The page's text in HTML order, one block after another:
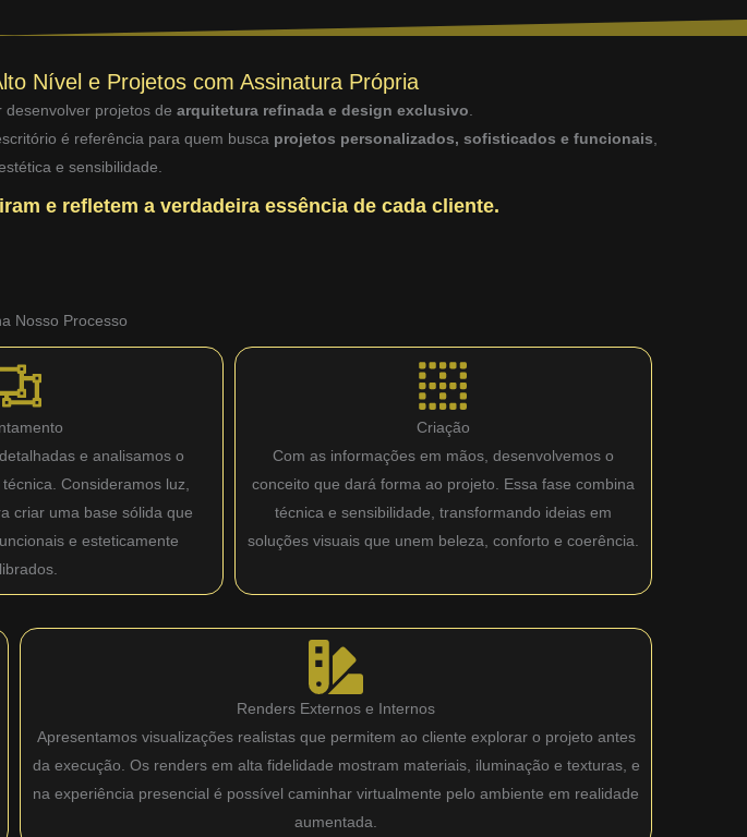
Nível e Projetos com Assinatura Própria
projetos de arquitetura refinada e design exclusivo.
é referência para quem busca projetos personalizados, sofisticados e funcionais,
e sensibilidade.
e refletem a verdadeira essência de cada cliente.
Nosso Processo
e analisamos o
Consideramos luz,
criar uma base sólida que
e esteticamente
Criação
Com as informações em mãos, desenvolvemos o
conceito que dará forma ao projeto. Essa fase combina
técnica e sensibilidade, transformando ideias em
soluções visuais que unem beleza, conforto e coerência.
Renders Externos e Internos
Apresentamos visualizações realistas que permitem ao cliente explorar o projeto antes
da execução. Os renders em alta fidelidade mostram materiais, iluminação e texturas, e
na experiência presencial é possível caminhar virtualmente pelo ambiente em realidade
aumentada.